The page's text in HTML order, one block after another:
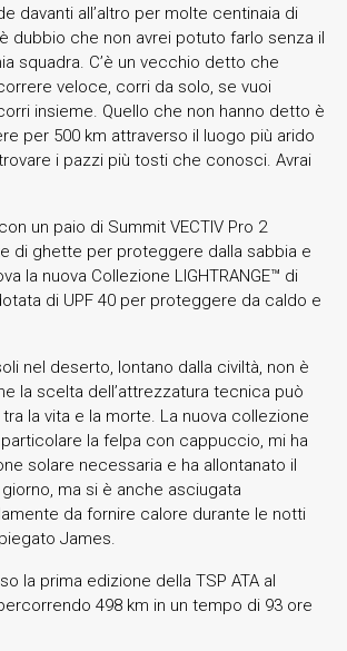
davanti all’altro per molte centinaia di
dubbio che non avrei potuto farlo senza il
squadra. C’è un vecchio detto che
veloce, corri da solo, se vuoi
insieme. Quello che non hanno detto è
per 500 km attraverso il luogo più arido
i pazzi più tosti che conosci. Avrai
un paio di Summit VECTIV Pro 2
di ghette per proteggere dalla sabbia e
la nuova Collezione LIGHTRANGE™ di
di UPF 40 per proteggere da caldo e
nel deserto, lontano dalla civiltà, non è
la scelta dell’attrezzatura tecnica può
la vita e la morte. La nuova collezione
particolare la felpa con cappuccio, mi ha
solare necessaria e ha allontanato il
ma si è anche asciugata
da fornire calore durante le notti
James.
la prima edizione della TSP ATA al
498 km in un tempo di 93 ore